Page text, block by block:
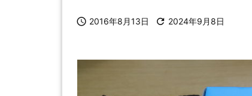
 2016年8月13日  2024年9月8日